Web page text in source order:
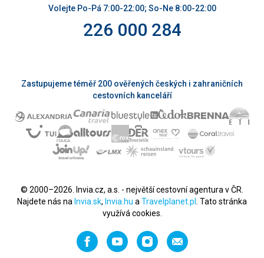
Volejte Po-Pá 7:00-22:00; So-Ne 8:00-22:00
226 000 284
Zastupujeme téměř 200 ověřených českých i zahraničních
cestovních kanceláří
© 2000–2026. Invia.cz, a.s. - největší cestovní agentura v ČR.
Najdete nás na Invia.sk, Invia.hu a Travelplanet.pl
. Tato stránka
využívá cookies.
FacebookYouTubeInstagramNapište